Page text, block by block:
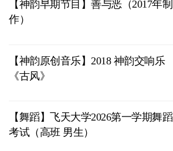
【神韵早期节目】善与恶（2017年制
作）
【神韵原创音乐】2018 神韵交响乐
《古风》
【舞蹈】飞天大学2026第一学期舞蹈
考试（高班 男生）